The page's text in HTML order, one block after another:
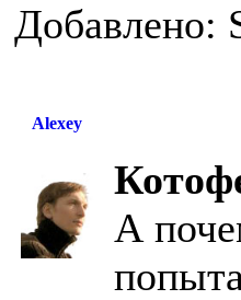
Добавлено:
Alexey
А